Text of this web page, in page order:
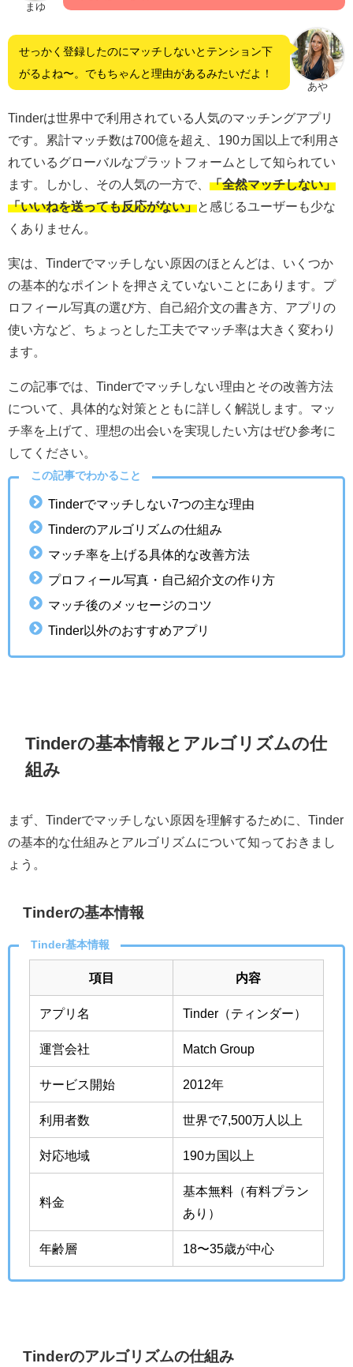
まゆ
あや
せっかく登録したのにマッチしないとテンション下
がるよね〜。でもちゃんと理由があるみたいだよ！
Tinderは世界中で利用されている人気のマッチングアプリ
です。累計マッチ数は700億を超え、190カ国以上で利用さ
れているグローバルなプラットフォームとして知られてい
ます。しかし、その人気の一方で、 「全然マッチしない」
「いいねを送っても反応がない」と感じるユーザーも少な
くありません。
実は、Tinderでマッチしない原因のほとんどは、いくつか
の基本的なポイントを押さえていないことにあります。プ
ロフィール写真の選び方、自己紹介文の書き方、アプリの
使い方など、ちょっとした工夫でマッチ率は大きく変わり
ます。
この記事では、Tinderでマッチしない理由とその改善方法
について、具体的な対策とともに詳しく解説します。マッ
チ率を上げて、理想の出会いを実現したい方はぜひ参考に
してください。
この記事でわかること
Tinderでマッチしない7つの主な理由
Tinderのアルゴリズムの仕組み
マッチ率を上げる具体的な改善方法
プロフィール写真・自己紹介文の作り方
マッチ後のメッセージのコツ
Tinder以外のおすすめアプリ
Tinderの基本情報とアルゴリズムの仕
組み
まず、Tinderでマッチしない原因を理解するために、Tinder
の基本的な仕組みとアルゴリズムについて知っておきまし
ょう。
Tinderの基本情報
Tinder基本情報
項目 内容
アプリ名 Tinder（ティンダー）
運営会社 Match Group
サービス開始 2012年
利用者数 世界で7,500万人以上
対応地域 190カ国以上
料金
基本無料（有料プラン
あり）
年齢層 18〜35歳が中心
Tinderのアルゴリズムの仕組み